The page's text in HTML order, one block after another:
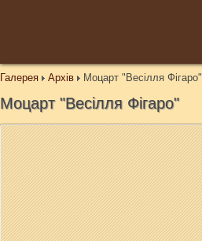
Галерея Архів Моцарт "Весілля Фігаро"
Моцарт "Весілля Фігаро"